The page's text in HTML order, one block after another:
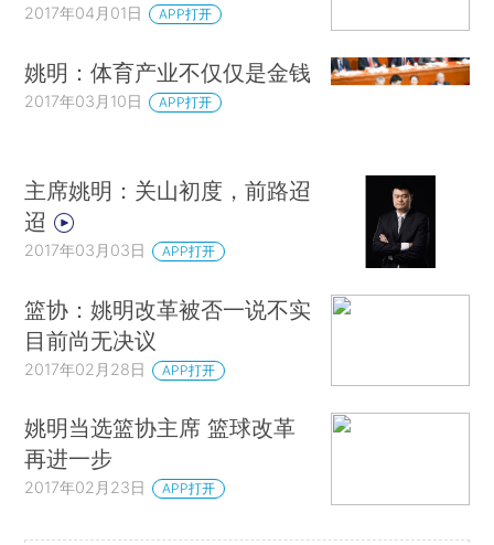
2017年04月01日 APP打开
姚明：体育产业不仅仅是金钱
2017年03月10日 APP打开
主席姚明：关山初度，前路迢
迢
2017年03月03日 APP打开
篮协：姚明改革被否一说不实
目前尚无决议
2017年02月28日 APP打开
姚明当选篮协主席 篮球改革
再进一步
2017年02月23日 APP打开